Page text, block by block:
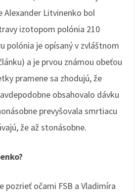
Alexander Litvinenko bol
izotopom polónia 210
polónia je opísaný v zvláštnom
a je prvou známou obeťou
pramene sa zhodujú, že
obsahovalo dávku
prevyšovala smrtiacu
že až stonásobne.
pozrieť očami FSB a Vladimíra